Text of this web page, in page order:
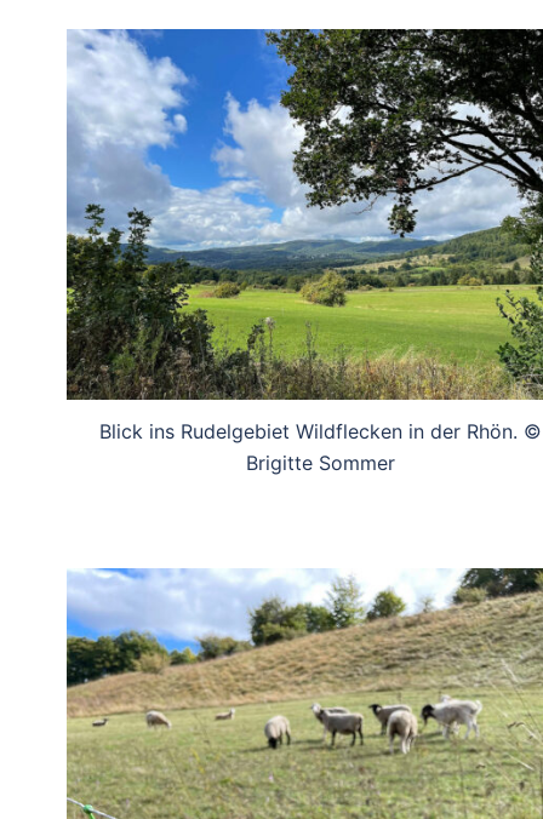
Blick ins Rudelgebiet Wildflecken in der Rhön. ©
Brigitte Sommer